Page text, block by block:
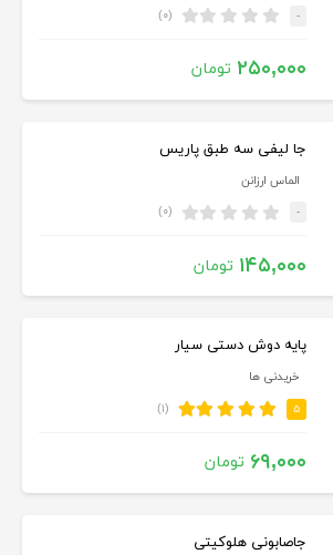
- (۰)
۲۵۰,۰۰۰ تومان
جا لیفی سه طبق پاریس
الماس ارزانن
- (۰)
۱۴۵,۰۰۰ تومان
پایه دوش دستی سیار
خریدنی ها
۵ (۱)
۶۹,۰۰۰ تومان
جاصابونی هلوکیتی